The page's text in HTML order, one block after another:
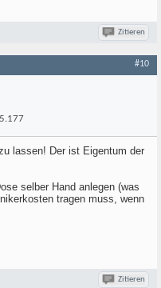
Zitieren
#10
5.177
lassen! Der ist Eigentum der
selber Hand anlegen (was
tragen muss, wenn
Zitieren